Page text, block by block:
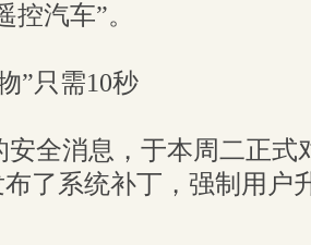
控汽车”。
”只需10秒
安全消息，于本周二正式
了系统补丁，强制用户